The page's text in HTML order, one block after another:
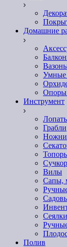
Домашние
Умные
Опоры
Инструмент
Грабли
Вилы
Сапы,
Полив